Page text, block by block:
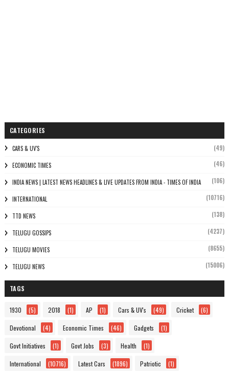
CATEGORIES
CARS & UV'S (49)
ECONOMIC TIMES (46)
INDIA NEWS | LATEST NEWS HEADLINES & LIVE UPDATES FROM INDIA - TIMES OF INDIA (106)
INTERNATIONAL (10716)
TTD NEWS (138)
TELUGU GOSSIPS (4237)
TELUGU MOVIES (8655)
TELUGU NEWS (15006)
TAGS
1930 (5) 2018 (1) AP (1) Cars & UV's (49) Cricket (6)
Devotional (4) Economic Times (46) Gadgets (1)
Govt Initiatives (1) Govt Jobs (3) Health (1)
International (10716) Latest Cars (1896) Patriotic (1)